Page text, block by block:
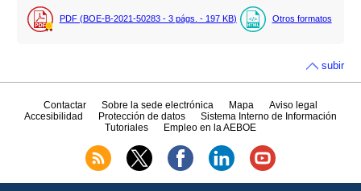
PDF (BOE-B-2021-50283 - 3 págs. - 197 KB) Otros formatos
subir
Contactar Sobre la sede electrónica Mapa
Aviso legal
Accesibilidad
Protección de datos
Sistema Interno de Información
Tutoriales
Empleo en la AEBOE